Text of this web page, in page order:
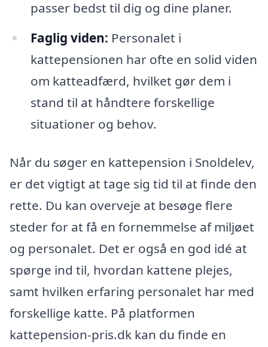
passer bedst til dig og dine planer.
Faglig viden: Personalet i
kattepensionen har ofte en solid viden
om katteadfærd, hvilket gør dem i
stand til at håndtere forskellige
situationer og behov.
Når du søger en kattepension i Snoldelev,
er det vigtigt at tage sig tid til at finde den
rette. Du kan overveje at besøge flere
steder for at få en fornemmelse af miljøet
og personalet. Det er også en god idé at
spørge ind til, hvordan kattene plejes,
samt hvilken erfaring personalet har med
forskellige katte. På platformen
kattepension-pris.dk kan du finde en